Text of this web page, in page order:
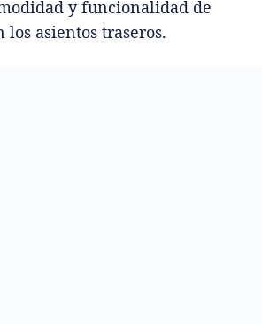
y funcionalidad de
asientos traseros.